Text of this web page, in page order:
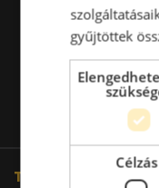
További oldalaink
gyűjtöttek
Célzás